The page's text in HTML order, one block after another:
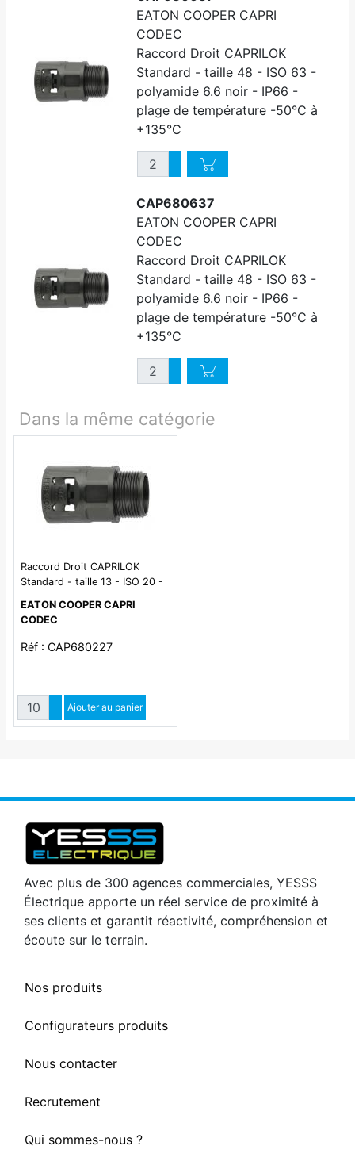
EATON COOPER CAPRI
CODEC
Raccord Droit CAPRILOK
Standard - taille 48 - ISO 63 -
polyamide 6.6 noir - IP66 -
plage de température -50°C à
+135°C
QuantitéAugmenter quantité
Diminuer quantité
CAP680637
EATON COOPER CAPRI
CODEC
Raccord Droit CAPRILOK
Standard - taille 48 - ISO 63 -
polyamide 6.6 noir - IP66 -
plage de température -50°C à
+135°C
QuantitéAugmenter quantité
Diminuer quantité
Dans la même catégorie
Raccord Droit CAPRILOK
Standard - taille 13 - ISO 20 -
plage de température -50°C à
+135°C
EATON COOPER CAPRI
CODEC
Réf : CAP680227
QuantitéAugmenter quantité
Diminuer quantité
Ajouter au panier
Avec plus de 300 agences commerciales, YESSS
Électrique apporte un réel service de proximité à
ses clients et garantit réactivité, compréhension et
écoute sur le terrain.
Nos produits
Configurateurs produits
Nous contacter
Recrutement
Qui sommes-nous ?